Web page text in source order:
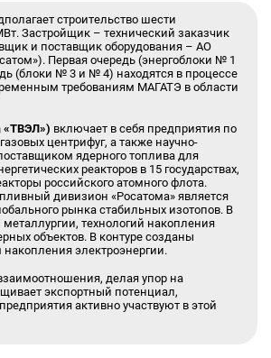
строительство шести
Застройщик – технический заказчик
и поставщик оборудования – АО
Первая очередь (энергоблоки № 1
(блоки № 3 и № 4) находятся в процессе
требованиям МАГАТЭ в области
«ТВЭЛ») включает в себя предприятия по
центрифуг, а также научно-
ядерного топлива для
реакторов в 15 государствах,
российского атомного флота.
дивизион «Росатома» является
рынка стабильных изотопов. В
технологий накопления
объектов. В контуре созданы
электроэнергии.
делая упор на
экспортный потенциал,
активно участвуют в этой